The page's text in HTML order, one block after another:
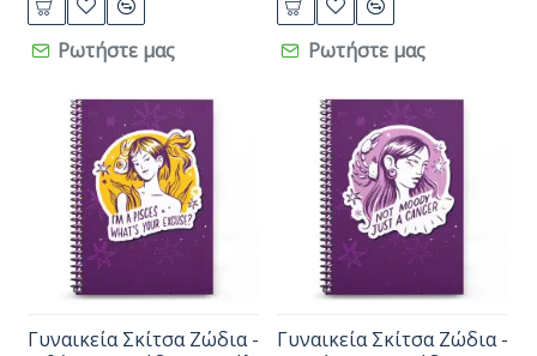
Ρωτήστε μας Ρωτήστε μας
Γυναικεία Σκίτσα Ζώδια -
Γυναικεία Σκίτσα Ζώδια -